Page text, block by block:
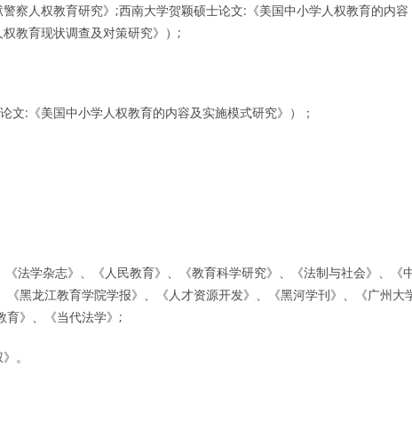
察人权教育研究》;西南大学贺颖硕士论文:《美国中小学人权教育的内容
教育现状调查及对策研究》）;
:《美国中小学人权教育的内容及实施模式研究》）；
法学杂志》、《人民教育》、《教育科学研究》、《法制与社会》、《
黑龙江教育学院学报》、《人才资源开发》、《黑河学刊》、《广州大
育》、《当代法学》;
。